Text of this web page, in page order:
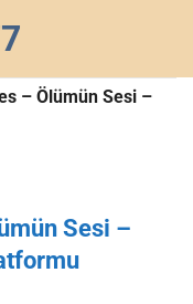
– Ölümün Sesi –
Sesi –